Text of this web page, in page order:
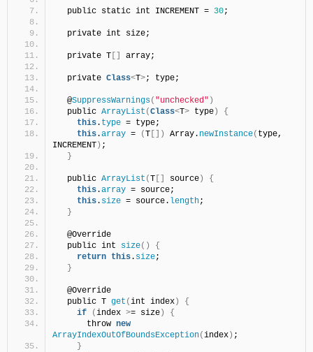
  public static int INCREMENT =
30;
  private int size;
  private T
array;
  private
Class<T>; type;
  @
SuppressWarnings( "unchecked" )
  public
ArrayList (Class<T> type )
{
this. type = type;
this.array = (T []) Array. newInstance( type,
INCREMENT ) ;
}
  public
ArrayList (T source )
{
this.array = source;
this. size = source. length;
}
  @Override
  public int
size()
{
return this. size;
}
  @Override
  public T
get (int index )
{
if
(index >= size )
{
      throw
new
ArrayIndexOutOfBoundsException(index ) ;
}